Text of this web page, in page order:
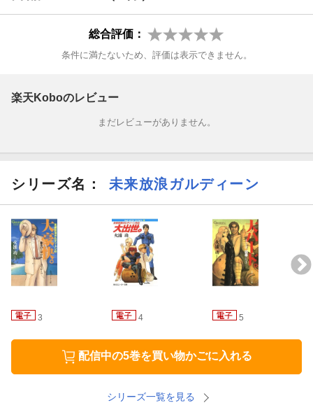
総合評価：
条件に満たないため、評価は表示できません。
楽天Koboのレビュー
まだレビューがありません。
シリーズ名： 未来放浪ガルディーン
3 4 5
配信中の5巻を買い物かごに入れる
シリーズ一覧を見る